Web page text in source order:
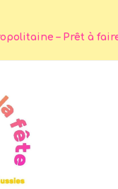
– Prêt à